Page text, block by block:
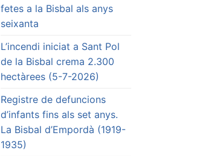
fetes a la Bisbal als anys
seixanta
L’incendi iniciat a Sant Pol
de la Bisbal crema 2.300
hectàrees (5-7-2026)
Registre de defuncions
d’infants fins als set anys.
La Bisbal d’Empordà (1919-
1935)